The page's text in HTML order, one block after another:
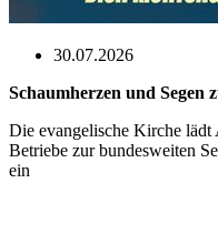
30.07.2026
Schaumherzen und Segen
Die evangelische Kirche lädt
Betriebe zur bundesweiten
ein